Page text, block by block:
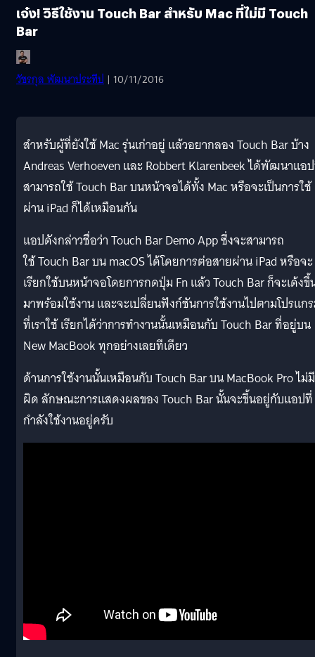
เจ๋ง! วิธีใช้งาน Touch Bar สำหรับ Mac ที่ไม่มี Touch
Bar
วัชรกุล พัฒนาประทีป | 10/11/2016
สำหรับผู้ที่ยังใช้ Mac รุ่นเก่าอยู่ แล้วอยากลอง Touch Bar บ้าง
Andreas Verhoeven และ Robbert Klarenbeek ได้พัฒนาแอ
สามารถใช้ Touch Bar บนหน้าจอได้ทั้ง Mac หรือจะเป็นการใช้
ผ่าน iPad ก็ได้เหมือนกัน
แอปดังกล่าวชื่อว่า Touch Bar Demo App ซึ่งจะสามารถ
ใช้ Touch Bar บน macOS ได้โดยการต่อสายผ่าน iPad หรือจะ
เรียกใช้บนหน้าจอโดยการกดปุ่ม Fn แล้ว Touch Bar ก็จะเด้งขึ้
มาพร้อมใช้งาน และจะเปลี่ยนฟังก์ชันการใช้งานไปตามโปรแก
ที่เราใช้ เรียกได้ว่าการทำงานนั้นเหมือนกับ Touch Bar ที่อยู่บน
New MacBook ทุกอย่างเลยทีเดียว
ด้านการใช้งานนั้นเหมือนกับ Touch Bar บน MacBook Pro ไม่มี
ผิด ลักษณะการแสดงผลของ Touch Bar นั้นจะขึ้นอยู่กับแอปที่
กำลังใช้งานอยู่ครับ